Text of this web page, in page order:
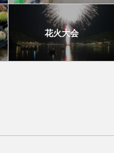
花火大会